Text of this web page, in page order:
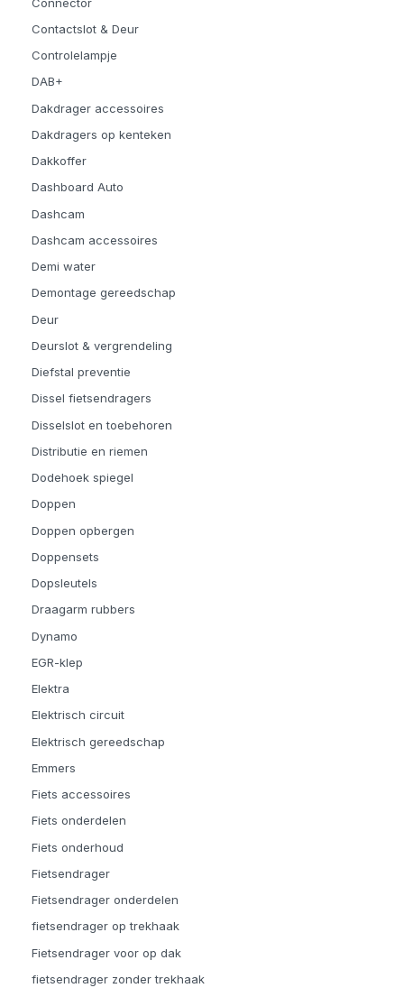
Contactslot & Deur
Controlelampje
DAB+
Dakdrager accessoires
Dakdragers op kenteken
Dakkoffer
Dashboard Auto
Dashcam
Dashcam accessoires
Demi water
Demontage gereedschap
Deur
Deurslot & vergrendeling
Diefstal preventie
Dissel fietsendragers
Disselslot en toebehoren
Distributie en riemen
Dodehoek spiegel
Doppen
Doppen opbergen
Doppensets
Dopsleutels
Draagarm rubbers
Dynamo
EGR-klep
Elektra
Elektrisch circuit
Elektrisch gereedschap
Emmers
Fiets accessoires
Fiets onderdelen
Fiets onderhoud
Fietsendrager
Fietsendrager onderdelen
fietsendrager op trekhaak
Fietsendrager voor op dak
fietsendrager zonder trekhaak